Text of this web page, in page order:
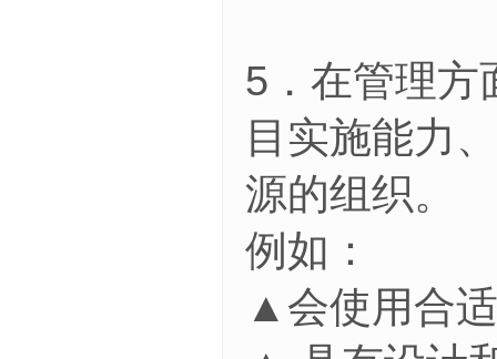
5．在管理方
目实施能力
源的组织。
例如：
▲会使用合